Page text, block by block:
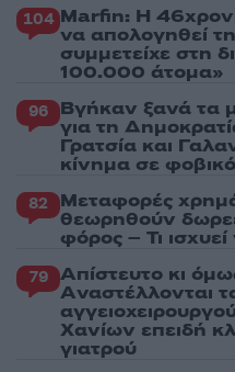
104 Marfin: Η
να απολογηθεί
συμμετείχε στη
100.000 άτομα»
96 Βγήκαν ξανά τα
για τη
Γρατσία και
κίνημα σε
82 Μεταφορές
θεωρηθούν
φόρος – Τι ισχυεί
79 Απίστευτο κι
Aναστέλλονται
Χανίων επειδή
γιατρού